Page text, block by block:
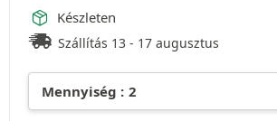
Készleten
Szállítás 13 - 17 augusztus